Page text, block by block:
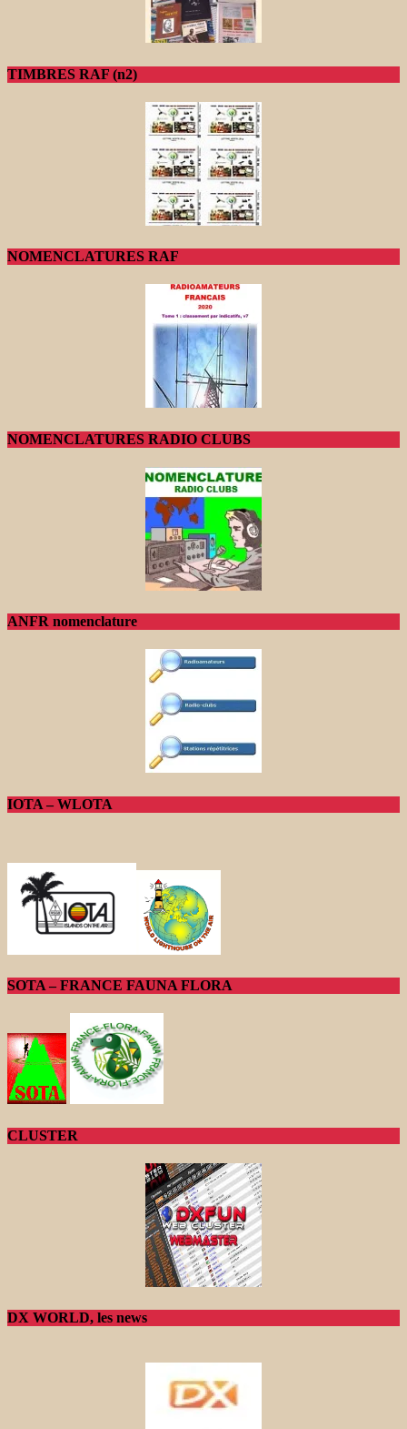
TIMBRES RAF (n2)
NOMENCLATURES RAF
NOMENCLATURES RADIO CLUBS
ANFR nomenclature
IOTA – WLOTA
SOTA – FRANCE FAUNA FLORA
CLUSTER
DX WORLD, les news